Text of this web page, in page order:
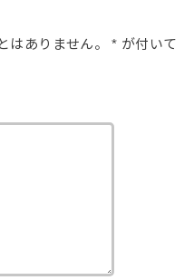
はありません。 * が付いて